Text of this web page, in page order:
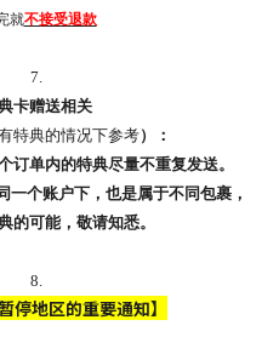
就不接受退款
7.
卡赠送相关
特典的情况下参考）：
订单内的特典尽量不重复发送。
一个账户下，也是属于不同包裹，
的可能，敬请知悉。
8.
停地区的重要通知】